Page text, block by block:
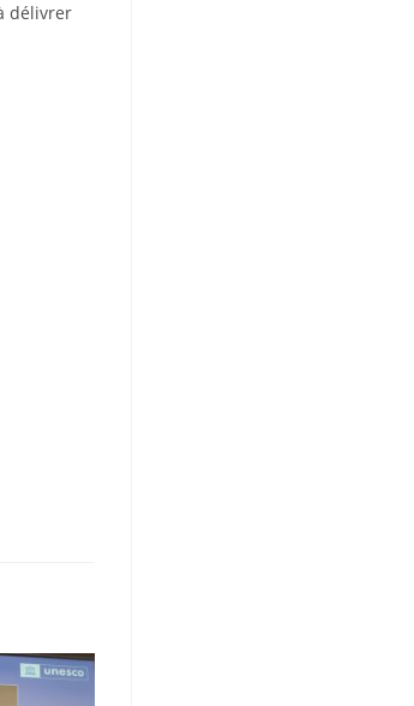
délivrer